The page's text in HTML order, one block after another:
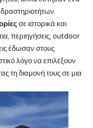
σε ιστορικά και
περιηγήσεις, outdoor
έδωσαν στους
λόγο να επιλέξουν
τη διαμονή τους σε μια